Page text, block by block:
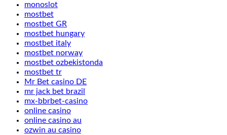
monoslot
mostbet
mostbet GR
mostbet hungary
mostbet italy
mostbet norway
mostbet ozbekistonda
mostbet tr
Mr Bet casino DE
mr jack bet brazil
mx-bbrbet-casino
online casino
online casino au
ozwin au casino